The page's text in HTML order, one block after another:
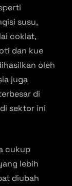
susu,
coklat,
dan kue
oleh
juga
di
sektor ini
cukup
lebih
diubah